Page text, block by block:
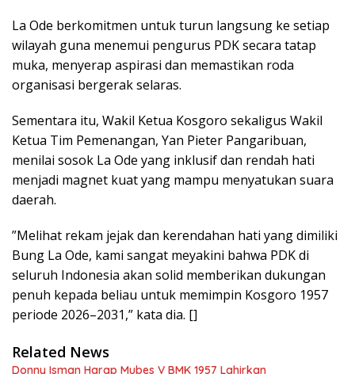
La Ode berkomitmen untuk turun langsung ke setiap
wilayah guna menemui pengurus PDK secara tatap
muka, menyerap aspirasi dan memastikan roda
organisasi bergerak selaras.
Sementara itu, Wakil Ketua Kosgoro sekaligus Wakil
Ketua Tim Pemenangan, Yan Pieter Pangaribuan,
menilai sosok La Ode yang inklusif dan rendah hati
menjadi magnet kuat yang mampu menyatukan suara
daerah.
​”Melihat rekam jejak dan kerendahan hati yang dimiliki
Bung La Ode, kami sangat meyakini bahwa PDK di
seluruh Indonesia akan solid memberikan dukungan
penuh kepada beliau untuk memimpin Kosgoro 1957
periode 2026–2031,” kata dia. []
Related News
Donny Isman Harap Mubes V BMK 1957 Lahirkan